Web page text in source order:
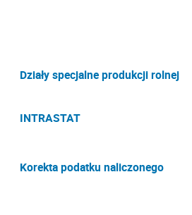
Działy specjalne produkcji rolnej
INTRASTAT
Korekta podatku naliczonego